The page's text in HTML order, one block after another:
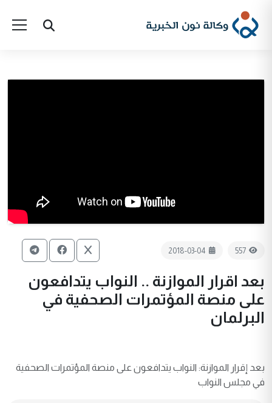
557
2018-03-04
بعد اقرار الموازنة .. النواب يتدافعون
على منصة المؤتمرات الصحفية في
البرلمان
بعد إقرار الموازنة: النواب يتدافعون على منصة المؤتمرات الصحفية
في مجلس النواب